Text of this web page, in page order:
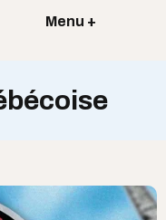
Menu +